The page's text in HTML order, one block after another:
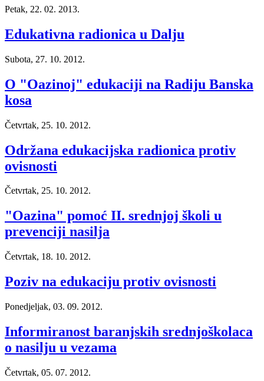
Petak, 22. 02. 2013.
Edukativna radionica u Dalju
Subota, 27. 10. 2012.
O "Oazinoj" edukaciji na Radiju Banska
kosa
Četvrtak, 25. 10. 2012.
Održana edukacijska radionica protiv
ovisnosti
Četvrtak, 25. 10. 2012.
"Oazina" pomoć II. srednjoj školi u
prevenciji nasilja
Četvrtak, 18. 10. 2012.
Poziv na edukaciju protiv ovisnosti
Ponedjeljak, 03. 09. 2012.
Informiranost baranjskih srednjoškolaca
o nasilju u vezama
Četvrtak, 05. 07. 2012.